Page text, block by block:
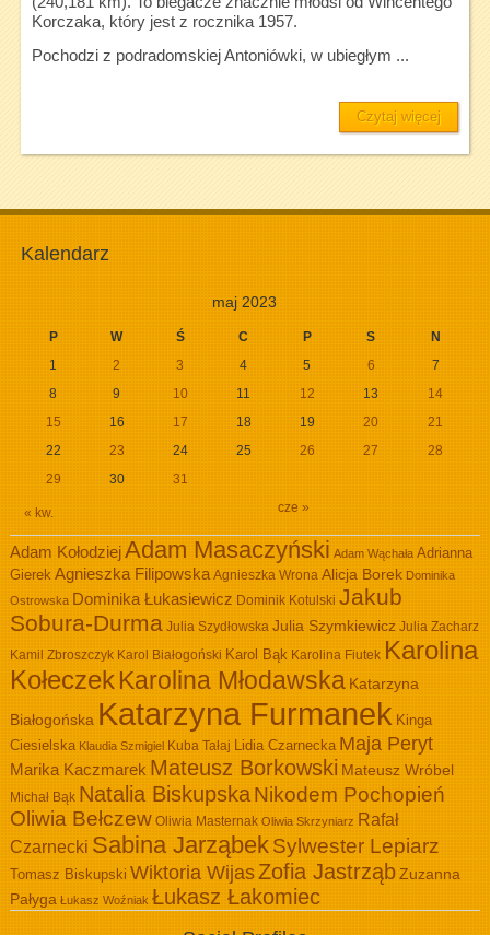
Korczaka, który jest z rocznika 1957.
Pochodzi z podradomskiej Antoniówki, w ubiegłym ...
Czytaj więcej
Kalendarz
maj 2023
P W Ś C P S N
« kw. cze »
1 2 3 4 5 6
7
8
9 10 11 12 13
14
15
16 17 18 19 20
21
22
23 24 25 26 27
28
29
30 31
Adam KołodziejAdam Masaczyński Adam Wąchała Adrianna
Gierek Agnieszka Filipowska Agnieszka Wrona Alicja Borek Dominika
Ostrowska Dominika Łukasiewicz Dominik Kotulski Jakub
Sobura-Durma Julia Szydłowska Julia Szymkiewicz Julia Zacharz
Kamil Zbroszczyk Karol Białogoński Karol Bąk Karolina Fiutek Karolina
KołeczekKarolina Młodawska Katarzyna
Białogońska Katarzyna Furmanek Kinga
Ciesielska Klaudia Szmigiel Kuba Tałaj Lidia Czarnecka Maja Peryt
Marika Kaczmarek Mateusz Borkowski Mateusz Wróbel
Michał Bąk Natalia BiskupskaNikodem Pochopień
Oliwia Bełczew Oliwia Masternak Oliwia Skrzyniarz Rafał
Czarnecki Sabina JarząbekSylwester Lepiarz
Tomasz Biskupski Wiktoria WijasZofia JastrząbZuzanna
Pałyga Łukasz Woźniak Łukasz Łakomiec